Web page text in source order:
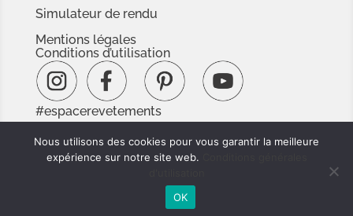
Simulateur de rendu
Mentions légales
Conditions d’utilisation
#espacerevetements
www.espacedoc.fr
www.signnaturedexception.com
Nous utilisons des cookies pour vous garantir la meilleure
expérience sur notre site web.
OK